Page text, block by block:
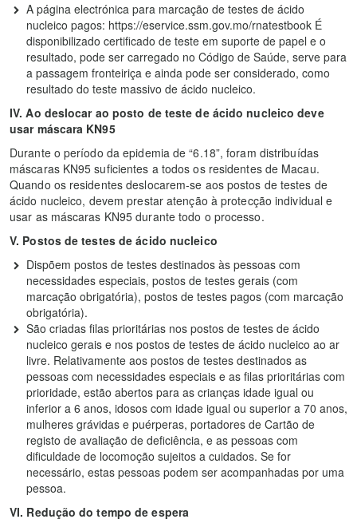
A página electrónica para marcação de testes de ácido
nucleico pagos: https://eservice.ssm.gov.mo/rnatestbook É
disponibilizado certificado de teste em suporte de papel e o
resultado, pode ser carregado no Código de Saúde, serve para
a passagem fronteiriça e ainda pode ser considerado, como
resultado do teste massivo de ácido nucleico.
IV. Ao deslocar ao posto de teste de ácido nucleico deve
usar máscara KN95
Durante o período da epidemia de “6.18”, foram distribuídas
máscaras KN95 suficientes a todos os residentes de Macau.
Quando os residentes deslocarem-se aos postos de testes de
ácido nucleico, devem prestar atenção à protecção individual e
usar as máscaras KN95 durante todo o processo.
V. Postos de testes de ácido nucleico
Dispõem postos de testes destinados às pessoas com
necessidades especiais, postos de testes gerais (com
marcação obrigatória), postos de testes pagos (com marcação
obrigatória).
São criadas filas prioritárias nos postos de testes de ácido
nucleico gerais e nos postos de testes de ácido nucleico ao ar
livre. Relativamente aos postos de testes destinados as
pessoas com necessidades especiais e as filas prioritárias com
prioridade, estão abertos para as crianças idade igual ou
inferior a 6 anos, idosos com idade igual ou superior a 70 anos,
mulheres grávidas e puérperas, portadores de Cartão de
registo de avaliação de deficiência, e as pessoas com
dificuldade de locomoção sujeitos a cuidados. Se for
necessário, estas pessoas podem ser acompanhadas por uma
pessoa.
VI. Redução do tempo de espera